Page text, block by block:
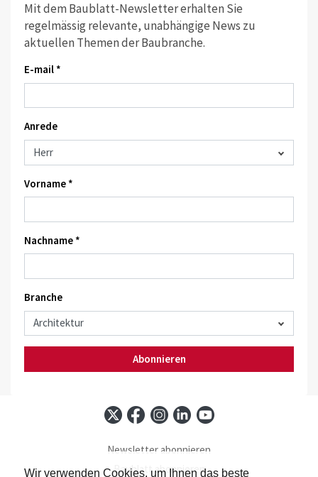
Wir verwenden Cookies, um Ihnen das beste
Mit dem Baublatt-Newsletter erhalten Sie
regelmässig relevante, unabhängige News zu
aktuellen Themen der Baubranche.
E-mail *
Anrede
Vorname *
Nachname *
Branche
Abonnieren
Newsletter abonnieren
Baublatt abonnieren